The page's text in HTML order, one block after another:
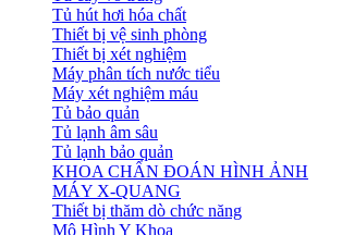
Tủ hút hơi hóa chất
Thiết bị vệ sinh phòng
Thiết bị xét nghiệm
Máy phân tích nước tiểu
Máy xét nghiệm máu
Tủ bảo quản
Tủ lạnh âm sâu
Tủ lạnh bảo quản
KHOA CHẨN ĐOÁN HÌNH ẢNH
MÁY X-QUANG
Thiết bị thăm dò chức năng
Mô Hình Y Khoa